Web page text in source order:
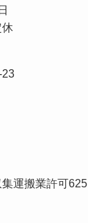
23
運搬業許可625